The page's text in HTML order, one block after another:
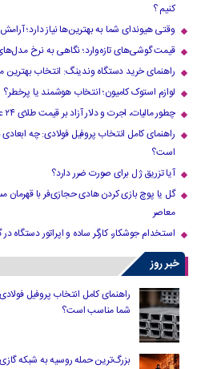
کنیم ؟
وقتی هیوندای شما به بهترین‌ها نیاز دارد؛ آرامش
قیمت گوشی‌های تازه‌وارد؛ نگاهی به نرخ
راهنمای خرید دستگاه وندینگ: انتخاب
لوازم استوک کامیون؛ انتخاب هوشمند یا پرخطر؟
چطور مالیات، اجرت و دلار آزاد بر قیمت طلای ۲۴ عیار اثر می‌گذارد؟
راهنمای کامل انتخاب پروفیل فولادی: چه
است؟
آیا تزریق ژل برای صورت ضرر دارد​؟
گل یا پوچ بازی کردن هادی حجازی‌فر با قهرمان
معاصر
استخدام جوشکار، کارگر ساده و اپراتور دستگاه
خبر روز
راهنمای کامل انتخاب پروفیل
شما مناسب است؟
بزرگ‌ترین حمله روسیه به شبکه گازی